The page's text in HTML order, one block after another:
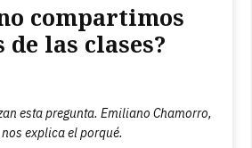
compartimos
de las clases?
esta pregunta. Emiliano Chamorro,
explica el porqué.